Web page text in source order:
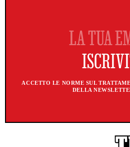
ACCETTO LE NORME SUL
DELLA